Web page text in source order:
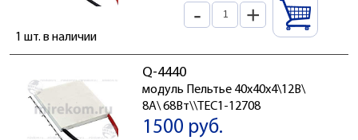
- +
1 шт. в наличии
Q-4440
модуль Пельтье 40x40x4\12В\
8А\ 68Вт\\TEC1-12708
1500 руб.